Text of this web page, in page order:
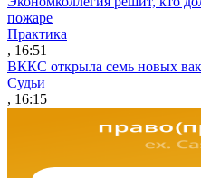
пожаре
Практика
, 16:51
ВККС открыла семь новых
Судьи
, 16:15